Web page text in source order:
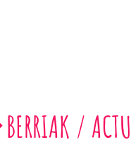
BERRIAK /